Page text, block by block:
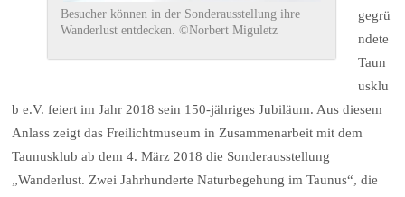
Besucher können in der Sonderausstellung ihre
Wanderlust entdecken. ©Norbert Miguletz
gegrü
ndete
Taun
usklu
b e.V. feiert im Jahr 2018 sein 150-jähriges Jubiläum. Aus diesem
Anlass zeigt das Freilichtmuseum in Zusammenarbeit mit dem
Taunusklub ab dem 4. März 2018 die Sonderausstellung
„Wanderlust. Zwei Jahrhunderte Naturbegehung im Taunus“, die